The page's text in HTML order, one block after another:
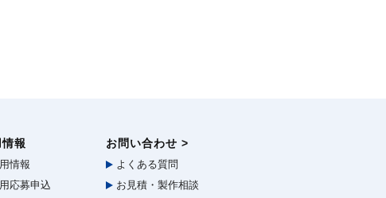
報
情報
応募申込
お問い合わせ >
よくある質問
お見積・製作相談